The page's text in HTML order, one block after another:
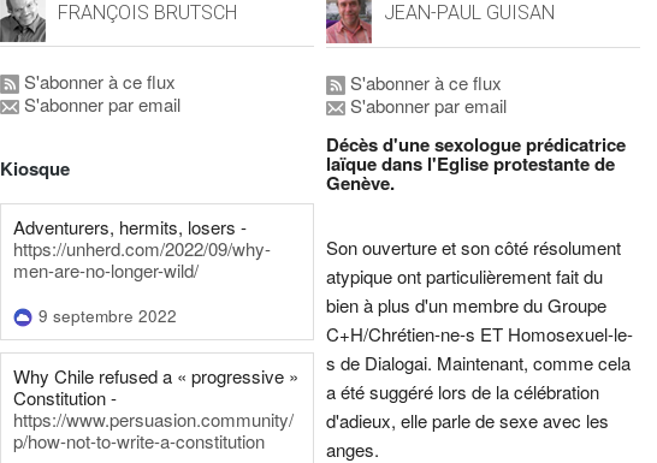
FRANÇOIS BRUTSCH
S'abonner à ce flux
S'abonner par email
Kiosque
Adventurers, hermits, losers -
https://unherd.com/2022/09/why-
men-are-no-longer-wild/
9 septembre 2022
Why Chile refused a « progressive »
Constitution -
https://www.persuasion.community/
p/how-not-to-write-a-constitution
JEAN-PAUL GUISAN
S'abonner à ce flux
S'abonner par email
Décès d'une sexologue prédicatrice
laïque dans l'Eglise protestante de
Genève.
Son ouverture et son côté résolument
atypique ont particulièrement fait du
bien à plus d'un membre du Groupe
C+H/Chrétien-ne-s ET Homosexuel-le-
s de Dialogai. Maintenant, comme cela
a été suggéré lors de la célébration
d'adieux, elle parle de sexe avec les
anges.